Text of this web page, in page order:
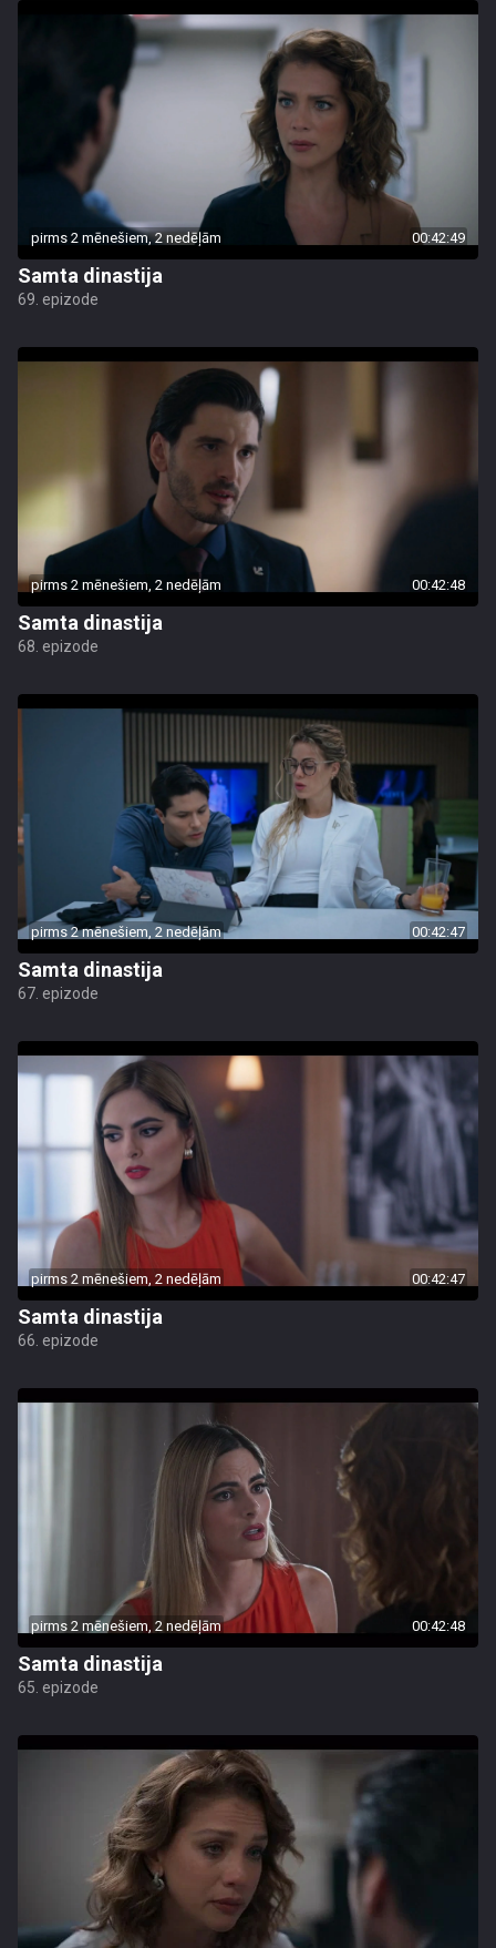
pirms 2 mēnešiem, 2 nedēļām 00:42:49
Samta dinastija
69. epizode
pirms 2 mēnešiem, 2 nedēļām 00:42:48
Samta dinastija
68. epizode
pirms 2 mēnešiem, 2 nedēļām 00:42:47
Samta dinastija
67. epizode
pirms 2 mēnešiem, 2 nedēļām 00:42:47
Samta dinastija
66. epizode
pirms 2 mēnešiem, 2 nedēļām 00:42:48
Samta dinastija
65. epizode